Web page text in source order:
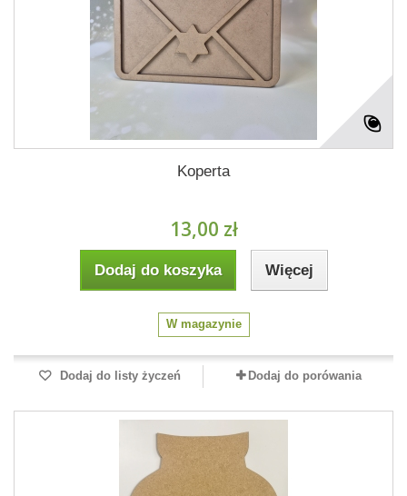
Koperta
13,00 zł
Dodaj do koszyka Więcej
W magazynie
Dodaj do listy życzeń Dodaj do porówania